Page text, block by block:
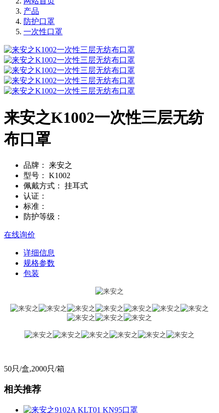
产品
防护口罩
一次性口罩
来安之K1002一次性三层无纺
布口罩
品牌：
来安之
型号：
K1002
佩戴方式：
挂耳式
认证：
标准：
防护等级：
在线询价
详细信息
规格参数
包装
50只/盒,2000只/箱
相关推荐